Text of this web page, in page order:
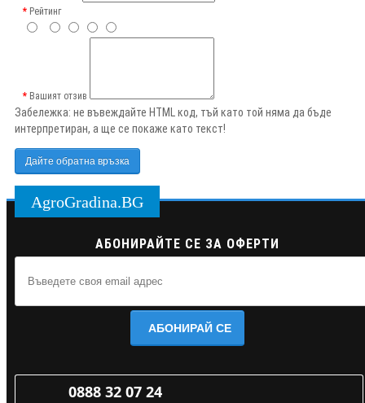
Рейтинг
Вашият отзив
Забележка: не въвеждайте HTML код, тъй като той няма да бъде
интерпретиран, а ще се покаже като текст!
Дайте обратна връзка
AgroGradina.BG
АБОНИРАЙТЕ СЕ ЗА ОФЕРТИ
АБОНИРАЙ СЕ
0888 32 07 24